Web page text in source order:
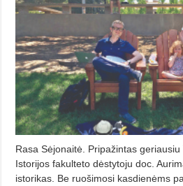
Rasa Sėjonaitė. Pripažintas
Istorijos fakulteto dėstytoju doc.
istorikas. Be ruošimosi kasdienėms